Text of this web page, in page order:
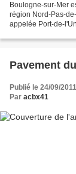
Boulogne-sur-Mer
région Nord-Pas-
appelée Port-de-
Pavement
Publié le 24/09/
Par acbx41